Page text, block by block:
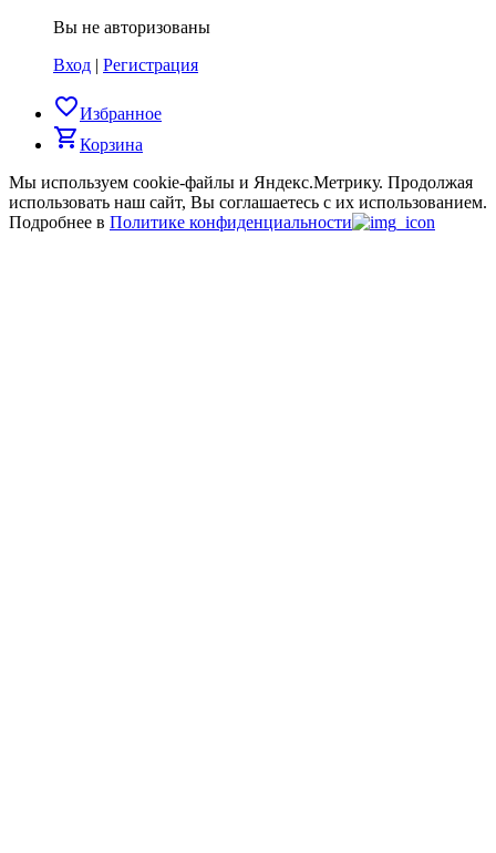
Вы не авторизованы
Вход | Регистрация
favorite_borderИзбранное
shopping_cartКорзина
Мы используем cookie-файлы и Яндекс.Метрику. Продолжая
использовать наш сайт, Вы соглашаетесь с их использованием.
Подробнее в Политике конфиденциальности